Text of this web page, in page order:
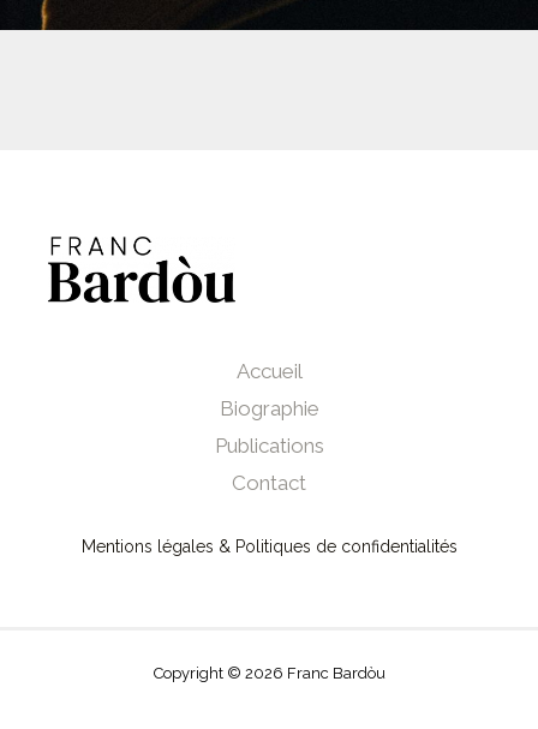
Accueil
Biographie
Publications
Contact
Mentions légales & Politiques de confidentialités
Copyright © 2026 Franc Bardòu